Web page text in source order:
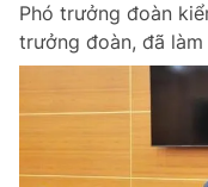
Phó trưởng đoàn
trưởng đoàn, đã